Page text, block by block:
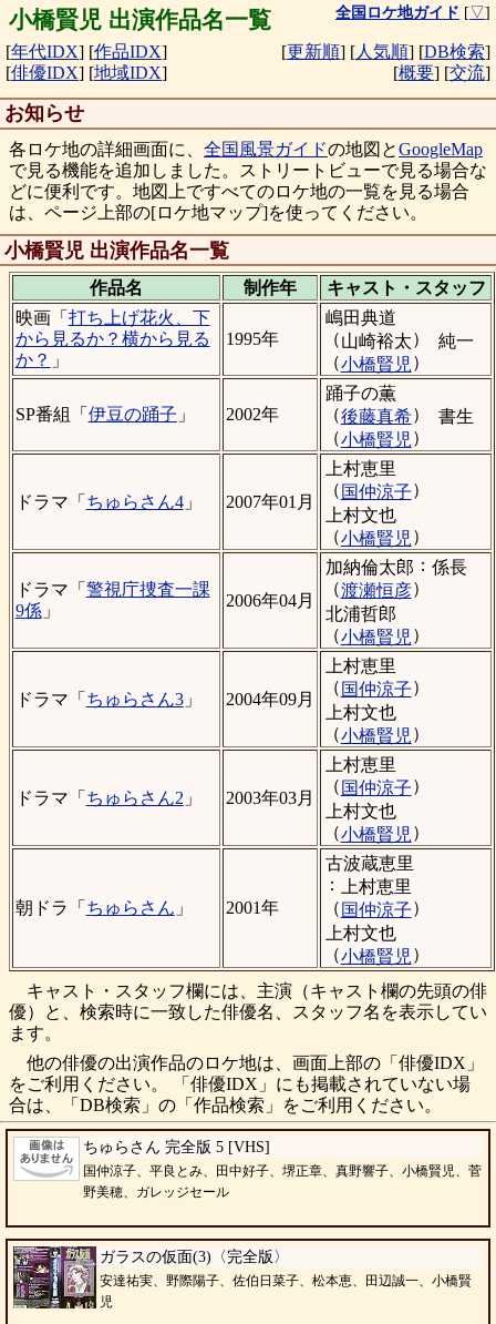
小橋賢児 出演作品名一覧 全国ロケ地ガイド [▽]
[年代IDX] [作品IDX]
[俳優IDX] [地域IDX]
[更新順] [人気順] [DB検索]
[概要] [交流]
お知らせ
各ロケ地の詳細画面に、 全国風景ガイドの地図とGoogleMap
で見る機能を追加しました。ストリートビューで見る場合な
どに便利です。地図上ですべてのロケ地の一覧を見る場合
は、ページ上部の[ロケ地マップ]を使ってください。
小橋賢児 出演作品名一覧
作品名 制作年 キャスト・ スタッフ
映画「 打ち上げ花火、下
から見るか？横から見る
か？ 」
1995年
嶋田典道
（山崎裕太）
純一
（小橋賢児 ）
SP番組「 伊豆の踊子 」 2002年
踊子の薫
（後藤真希）
書生
（小橋賢児 ）
ドラマ「 ちゅらさん4」 2007年01月
上村恵里
（ 国仲涼子）
上村文也
（小橋賢児 ）
ドラマ「 警視庁捜査一課
9係」
2006年04月
加納倫太郎 ： 係長
（渡瀬恒彦）
北浦哲郎
（小橋賢児 ）
ドラマ「 ちゅらさん3」 2004年09月
上村恵里
（ 国仲涼子）
上村文也
（小橋賢児 ）
ドラマ「 ちゅらさん2 」 2003年03月
上村恵里
（ 国仲涼子）
上村文也
（小橋賢児 ）
朝ドラ「 ちゅらさん 」 2001年
古波蔵恵里
：
上村恵里
（ 国仲涼子）
上村文也
（小橋賢児 ）
キャスト・スタッフ欄には、主演（キャスト欄の先頭の俳
優）と、検索時に一致した俳優名、スタッフ名を表示してい
ます。
他の俳優の出演作品のロケ地は、画面上部の「俳優IDX」
をご利用ください。 「俳優IDX」にも掲載されていない場
合は、「DB検索」の「作品検索」をご利用ください。
ちゅらさん 完全版 5 [VHS]
国仲涼子、平良とみ、田中好子、堺正章、真野響子、小橋賢児、菅
野美穂、ガレッジセール
ガラスの仮面(3)〈完全版〉
安達祐実、野際陽子、佐伯日菜子、松本恵、田辺誠一、小橋賢
児